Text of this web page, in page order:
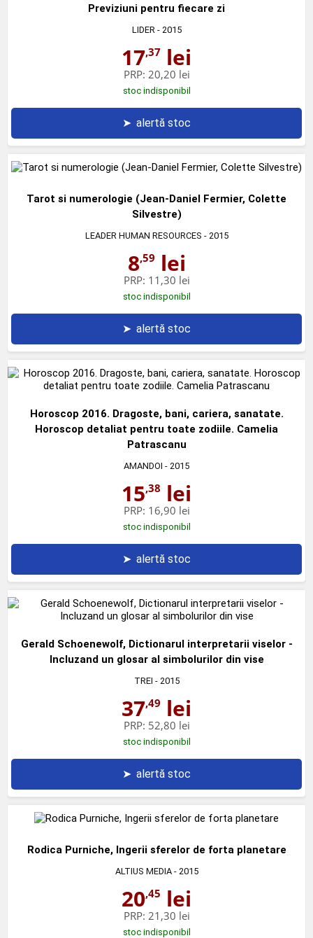
Previziuni pentru fiecare zi
LIDER - 2015
17,37 lei
PRP: 20,20 lei
stoc indisponibil
➤ alertă stoc
Tarot si numerologie (Jean-Daniel Fermier, Colette
Silvestre)
LEADER HUMAN RESOURCES - 2015
8,59 lei
PRP: 11,30 lei
stoc indisponibil
➤ alertă stoc
Horoscop 2016. Dragoste, bani, cariera, sanatate.
Horoscop detaliat pentru toate zodiile. Camelia
Patrascanu
AMANDOI - 2015
15,38 lei
PRP: 16,90 lei
stoc indisponibil
➤ alertă stoc
Gerald Schoenewolf, Dictionarul interpretarii viselor -
Incluzand un glosar al simbolurilor din vise
TREI - 2015
37,49 lei
PRP: 52,80 lei
stoc indisponibil
➤ alertă stoc
Rodica Purniche, Ingerii sferelor de forta planetare
ALTIUS MEDIA- 2015
20,45 lei
PRP: 21,30 lei
stoc indisponibil